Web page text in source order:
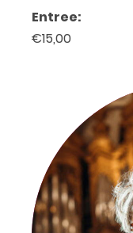
Entree:
€15,00